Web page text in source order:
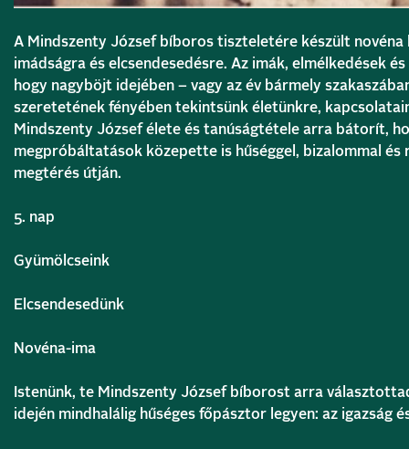
A Mindszenty József bíboros tiszteletére készült novéna
imádságra és elcsendesedésre. Az imák, elmélkedések
hogy nagyböjt idejében – vagy az év bármely
szeretetének fényében tekintsünk életünkre,
Mindszenty József élete és tanúságtétele arra bátorít,
megpróbáltatások közepette is hűséggel, bizalommal és
megtérés útján.
5. nap
Gyümölcseink
Elcsendesedünk
Novéna-ima
Istenünk, te Mindszenty József bíborost arra
idején mindhalálig hűséges főpásztor legyen: az igazság